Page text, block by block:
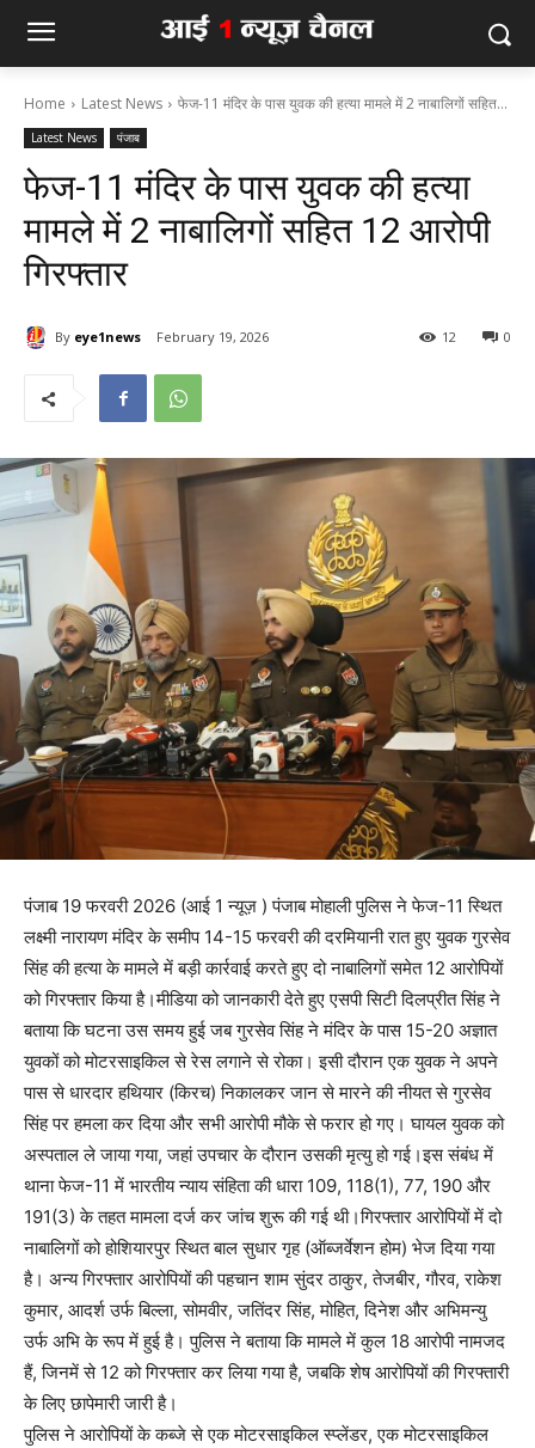
Home Latest News फेज-11 मंदिर के पास युवक की हत्या मामले में 2 नाबालिगों सहित...
Latest News पंजाब
फेज-11 मंदिर के पास युवक की हत्या
मामले में 2 नाबालिगों सहित 12 आरोपी
गिरफ्तार
By eye1news February 19, 2026 0
12
पंजाब 19 फरवरी 2026 (आई 1 न्यूज़ ) पंजाब मोहाली पुलिस ने फेज-11 स्थित
लक्ष्मी नारायण मंदिर के समीप 14-15 फरवरी की दरमियानी रात हुए युवक गुरसेव
सिंह की हत्या के मामले में बड़ी कार्रवाई करते हुए दो नाबालिगों समेत 12 आरोपियों
को गिरफ्तार किया है।मीडिया को जानकारी देते हुए एसपी सिटी दिलप्रीत सिंह ने
बताया कि घटना उस समय हुई जब गुरसेव सिंह ने मंदिर के पास 15-20 अज्ञात
युवकों को मोटरसाइकिल से रेस लगाने से रोका। इसी दौरान एक युवक ने अपने
पास से धारदार हथियार (किरच) निकालकर जान से मारने की नीयत से गुरसेव
सिंह पर हमला कर दिया और सभी आरोपी मौके से फरार हो गए। घायल युवक को
अस्पताल ले जाया गया, जहां उपचार के दौरान उसकी मृत्यु हो गई।इस संबंध में
थाना फेज-11 में भारतीय न्याय संहिता की धारा 109, 118(1), 77, 190 और
191(3) के तहत मामला दर्ज कर जांच शुरू की गई थी।गिरफ्तार आरोपियों में दो
नाबालिगों को होशियारपुर स्थित बाल सुधार गृह (ऑब्जर्वेशन होम) भेज दिया गया
है। अन्य गिरफ्तार आरोपियों की पहचान शाम सुंदर ठाकुर, तेजबीर, गौरव, राकेश
कुमार, आदर्श उर्फ बिल्ला, सोमवीर, जतिंदर सिंह, मोहित, दिनेश और अभिमन्यु
उर्फ अभि के रूप में हुई है। पुलिस ने बताया कि मामले में कुल 18 आरोपी नामजद
हैं, जिनमें से 12 को गिरफ्तार कर लिया गया है, जबकि शेष आरोपियों की गिरफ्तारी
के लिए छापेमारी जारी है।
पुलिस ने आरोपियों के कब्जे से एक मोटरसाइकिल स्प्लेंडर, एक मोटरसाइकिल